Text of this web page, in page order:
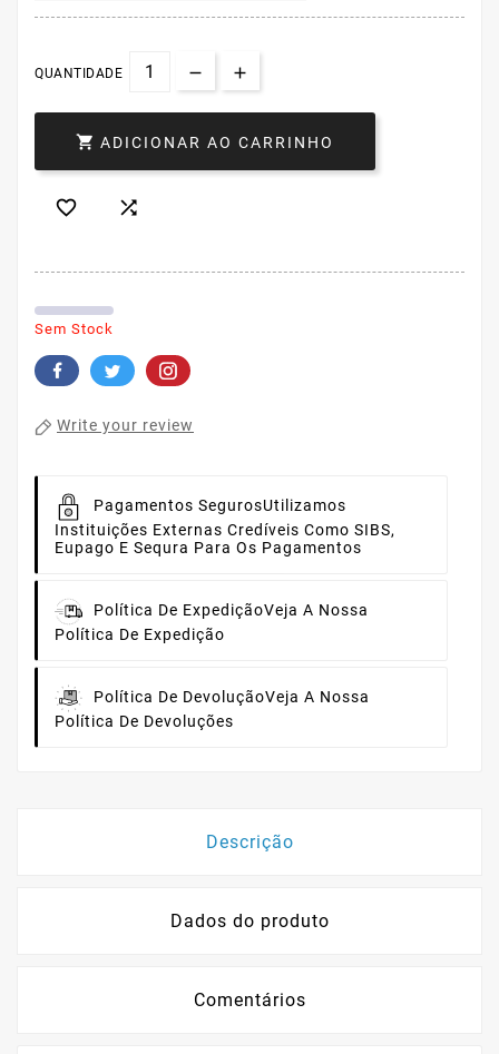
QUANTIDADE
 ADICIONAR AO CARRINHO
 
Sem Stock
Write your review
Pagamentos SegurosUtilizamos
Instituições Externas Credíveis Como SIBS,
Eupago E Sequra Para Os Pagamentos
Política De ExpediçãoVeja A Nossa
Política De Expedição
Política De DevoluçãoVeja A Nossa
Política De Devoluções
Descrição
Dados do produto
Comentários